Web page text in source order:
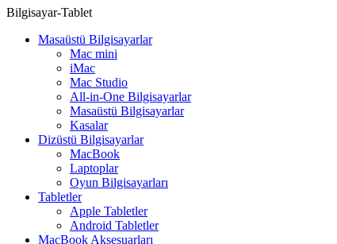
Bilgisayar-Tablet
Masaüstü Bilgisayarlar
Mac mini
iMac
Mac Studio
All-in-One Bilgisayarlar
Masaüstü Bilgisayarlar
Kasalar
Dizüstü Bilgisayarlar
MacBook
Laptoplar
Oyun Bilgisayarları
Tabletler
Apple Tabletler
Android Tabletler
MacBook Aksesuarları